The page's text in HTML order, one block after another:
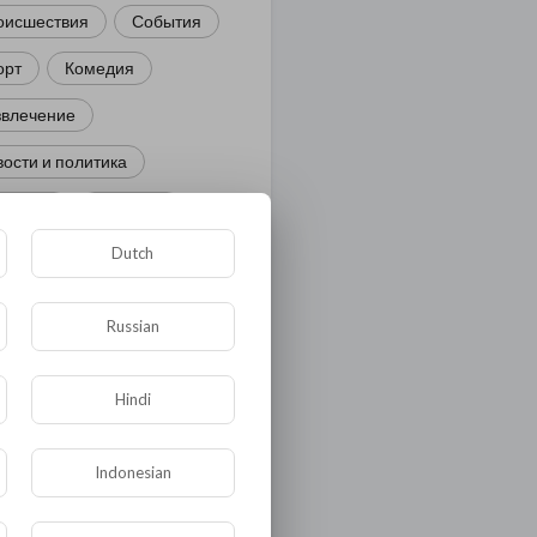
События
Комедия
и политика
ЖКХ
Медицина
и образование
Dutch
Russian
Hindi
Indonesian